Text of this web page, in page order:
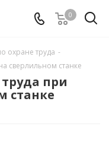
0
охране труда -
сверлильном станке
при
станке